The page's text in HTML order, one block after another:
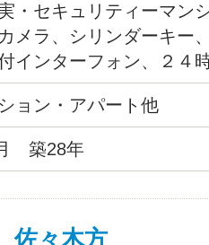
・セキュリティーマ
メラ、シリンダーキー
インターフォン、２４
、バストイレ別、洗浄
ョンフロア、各居室照
ーズボックス、インター
ッカー、ゴミ置場、駐
ョン・アパート他
築28年
佐々木方